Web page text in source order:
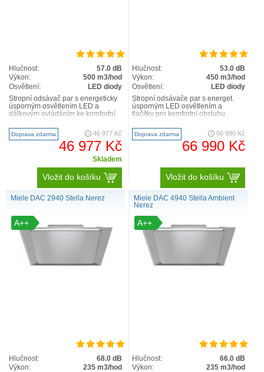
Hlučnost:
57.0 dB
Výkon:
500 m3/hod
Osvětlení:
LED diody
Stropní odsávač par s energeticky
úsporným osvětlením LED a
dálkovým ovládáním ke komfortní
harmonická integrace do ku..
Doprava zdarma 46 977 Kč
46 977 Kč
Skladem
Vložit do košíku
Hlučnost:
53.0 dB
Výkon:
450 m3/hod
Osvětlení:
LED diody
Stropní odsávače par s energet.
úsporným LED osvětlením a
tlačítky pro komfortní obsluhu.
integrace do kuchyně ..
Doprava zdarma 66 990 Kč
66 990 Kč
Vložit do košíku
Miele DAC 2940 Stella Nerez
A++
Hlučnost:
68.0 dB
Výkon:
235 m3/hod
Miele DAC 4940 Stella Ambient
Nerez
A++
Hlučnost:
66.0 dB
Výkon:
235 m3/hod